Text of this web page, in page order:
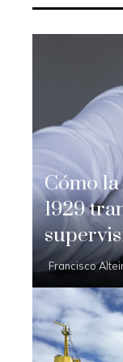
Cómo
1929
Francisco